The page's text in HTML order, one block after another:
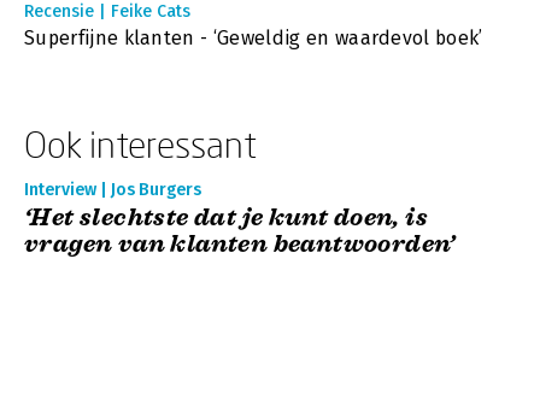
Recensie | Feike Cats
Superfijne klanten - ‘Geweldig en waardevol boek’
Ook interessant
Interview | Jos Burgers
‘Het slechtste dat je kunt doen, is
vragen van klanten beantwoorden’